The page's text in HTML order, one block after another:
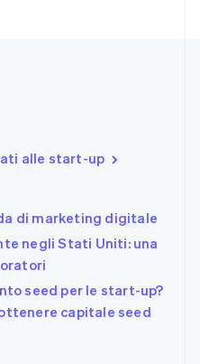
alle start-up
di marketing digitale
negli Stati Uniti: una
seed per le start-up?
capitale seed